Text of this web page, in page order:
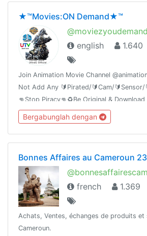
★™Movies:ON Demand★™
@moviezyoudemand
english
1.640
Join Animation Movie Channel
Not Add Any 🔰Pirated/🔰Cam/🔰Sensor/
👊Stop Piracy👊♻️Be Original &
FILMS FILES📁
Bergabunglah dengan
Bonnes Affaires au Cameroun
french
1.369
Achats, Ventes, échanges de produits et
Cameroun.